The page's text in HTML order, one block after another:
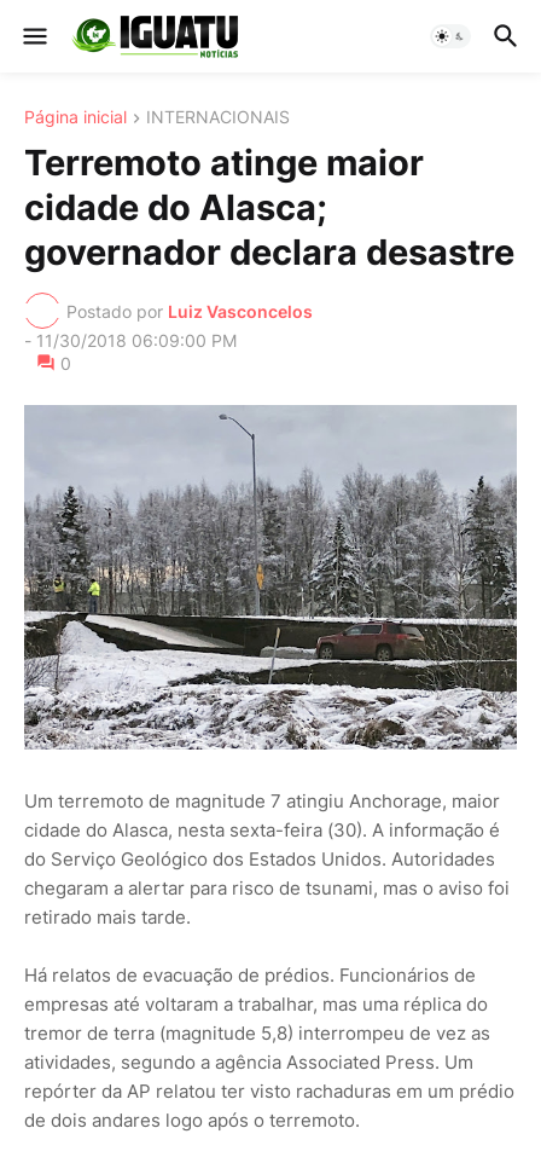
Página inicial INTERNACIONAIS
Terremoto atinge maior
cidade do Alasca;
governador declara desastre
Postado por Luiz Vasconcelos
- 11/30/2018 06:09:00 PM
0
Um terremoto de magnitude 7 atingiu Anchorage, maior
cidade do Alasca, nesta sexta-feira (30). A informação é
do Serviço Geológico dos Estados Unidos. Autoridades
chegaram a alertar para risco de tsunami, mas o aviso foi
retirado mais tarde.
Há relatos de evacuação de prédios. Funcionários de
empresas até voltaram a trabalhar, mas uma réplica do
tremor de terra (magnitude 5,8) interrompeu de vez as
atividades, segundo a agência Associated Press. Um
repórter da AP relatou ter visto rachaduras em um prédio
de dois andares logo após o terremoto.